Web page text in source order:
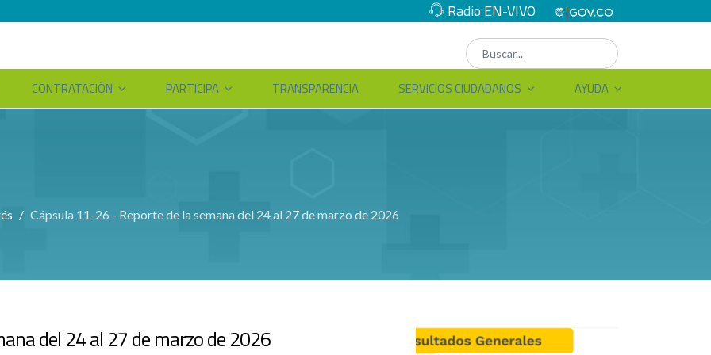
Radio EN-VIVO
CONTRATACIÓN PARTICIPA TRANSPARENCIA SERVICIOS CIUDADANOS AYUDA
Cápsula 11-26 - Reporte de la semana del 24 al 27 de marzo de 2026
del 24 al 27 de marzo de 2026